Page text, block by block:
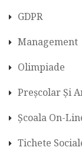
GDPR
Management
Olimpiade
Preșcolar Și
Școala On-
Tichete